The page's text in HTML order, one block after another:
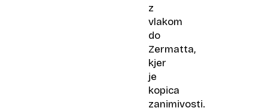
z
vlakom
do
Zermatta,
kjer
je
kopica
zanimivosti.